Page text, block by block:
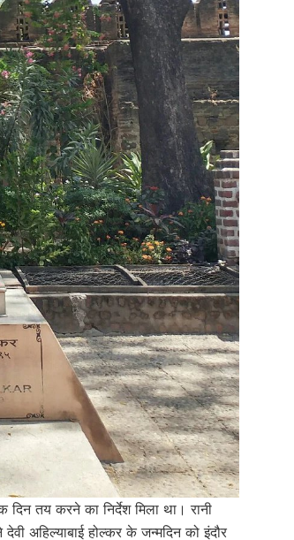
तय करने का निर्देश मिला था। रानी
अहिल्याबाई होल्कर के जन्मदिन को इंदौर